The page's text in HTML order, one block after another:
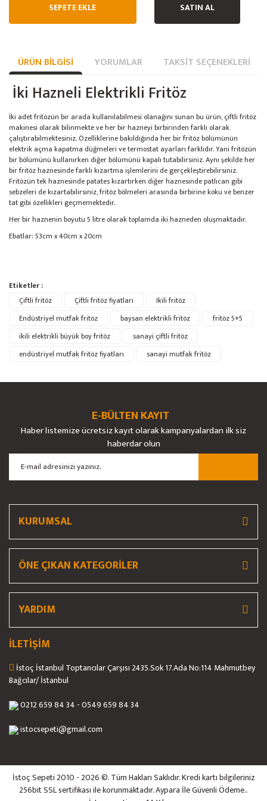
SEPETE EKLE SATIN AL
ÜRÜN BILGISI YORUMLAR TAKSIT SEÇENEKLERI
İki Hazneli Elektrikli Fritöz
İki adet fritözün bir arada kullanılabilmesi olanağını sunan bu ürün, çiftli fritöz
makinesi olarak bilinmekte ve her bir hazneyi birbirinden farklı olarak
çalıştırabilmektesiniz. Özelliklerine bakıldığında her bir fritöz bölümünün
elektrik açma kapatma düğmeleri ve termostat ayarları farklıdır. Yani fritözün
bir bölümünü kullanırken diğer bölümünü kapalı tutabilirsiniz. Aynı şekilde her
bir fritöz haznesinde farklı kızartma işlemlerini de gerçekleştirebilirsiniz.
Fritözün tek haznesinde patates kızartırken diğer haznesinde patlıcan gibi
sebzeleri de kızartabilirsiniz, fritöz bölmeleri arasında birbirine koku ve benzer
tat gibi özellikleri geçmemektedir.
Her bir haznenin boyutu 5 litre olarak toplamda iki hazneden oluşmaktadır.
Ebatlar: 53cm x 40cm x 20cm
Bu ürüne ilk yorumu siz yapın!
Yorum Yaz
Ürün hakkında henüz soru sorulmamış.
Soru Sor
Bu ürünün fiyat bilgisi, resim, ürün açıklamalarında ve diğer konularda
yetersiz gördüğünüz noktaları öneri formunu kullanarak tarafımıza
iletebilirsiniz.
Görüş ve önerileriniz için teşekkür ederiz.
Ürün bilgilerinde hatalar bulunuyor.
Bu ürüne benzer farklı alternatifler olmalı.
Etiketler :
Çiftli fritöz
Çiftli fritöz fiyatları
Ikili fritöz
Endüstriyel mutfak fritöz
baysan elektrikli fritöz
fritöz 5+5
ikili elektrikli büyük boy fritöz
sanayi çiftli fritöz
endüstriyel mutfak fritöz fiyatları
sanayi mutfak fritöz
E-BÜLTEN KAYIT
Haber listemize ücretsiz kayıt olarak kampanyalardan ilk siz
haberdar olun
KURUMSAL
ÖNE ÇIKAN KATEGORİLER
YARDIM
İLETİŞİM
İstoç İstanbul Toptancılar Çarşısı 2435.Sok 17.Ada No:114 Mahmutbey
Bağcılar/ İstanbul
0212 659 84 34 - 0549 659 84 34
istocsepeti@gmail.com
İstoç Sepeti 2010 - 2026 ©. Tüm Hakları Saklıdır. Kredi kartı bilgileriniz
256bit SSL sertifikası ile korunmaktadır. Aypara İle Güvenli Ödeme..